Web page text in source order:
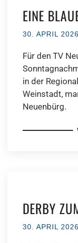
EINE
30. APRIL 2026
Für den TV
in der
Weinstadt,
Neuenbürg.
DERBY
30. APRIL 2026